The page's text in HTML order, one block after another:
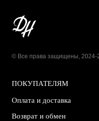
© Все права защищены, 2024-
ПОКУПАТЕЛЯМ
Оплата и доставка
Возврат и обмен